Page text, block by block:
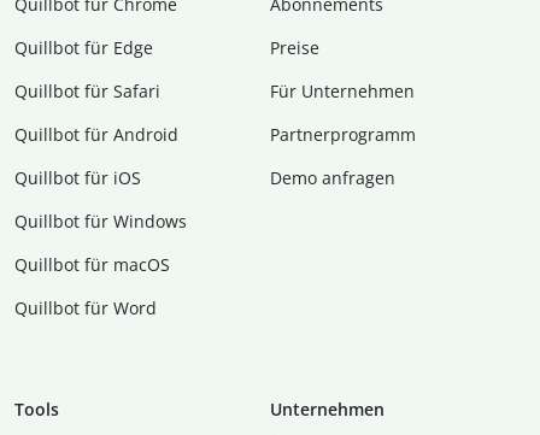
Quillbot für Chrome
Quillbot für Edge
Quillbot für Safari
Quillbot für Android
Quillbot für iOS
Quillbot für Windows
Quillbot für macOS
Quillbot für Word
Abon­ne­ments
Preise
Für Unternehmen
Partnerprogramm
Demo anfragen
Tools
Unternehmen